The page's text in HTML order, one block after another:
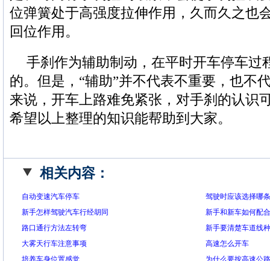
位弹簧处于高强度拉伸作用，久而久之也
回位作用。
手刹作为辅助制动，在平时开车停车过
的。但是，“辅助”并不代表不重要，也不
来说，开车上路难免紧张，对手刹的认识
希望以上整理的知识能帮助到大家。
相关内容：
自动变速汽车停车
驾驶时应该选择哪
新手怎样驾驶汽车行经胡同
新手和新车如何配
路口通行方法左转弯
新手要清楚车道线
大雾天行车注意事项
高速怎么开车
培养车身位置感觉
为什么要按高速公